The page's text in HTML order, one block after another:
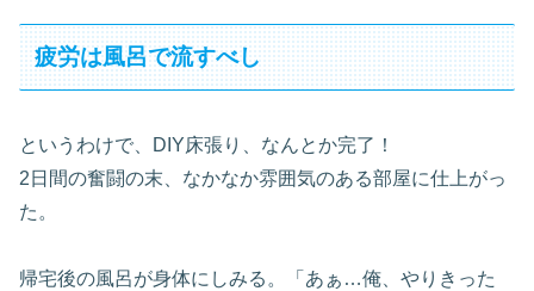
疲労は風呂で流すべし
というわけで、DIY床張り、なんとか完了！
2日間の奮闘の末、なかなか雰囲気のある部屋に仕上がっ
た。
帰宅後の風呂が身体にしみる。「あぁ…俺、やりきった